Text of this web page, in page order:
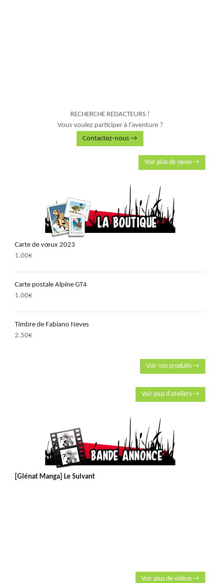
RECHERCHE REDACTEURS !
Vous voulez participer à l’aventure ?
Contactez-nous →
Voir plus de news →
Carte de vœux 2023
1.00€
Carte postale Alpine GT4
1.00€
Timbre de Fabiano Neves
2.50€
Voir nos produits →
Voir plus d'ateliers →
[Glénat Manga] Le Suivant
Voir plus de vidéos →